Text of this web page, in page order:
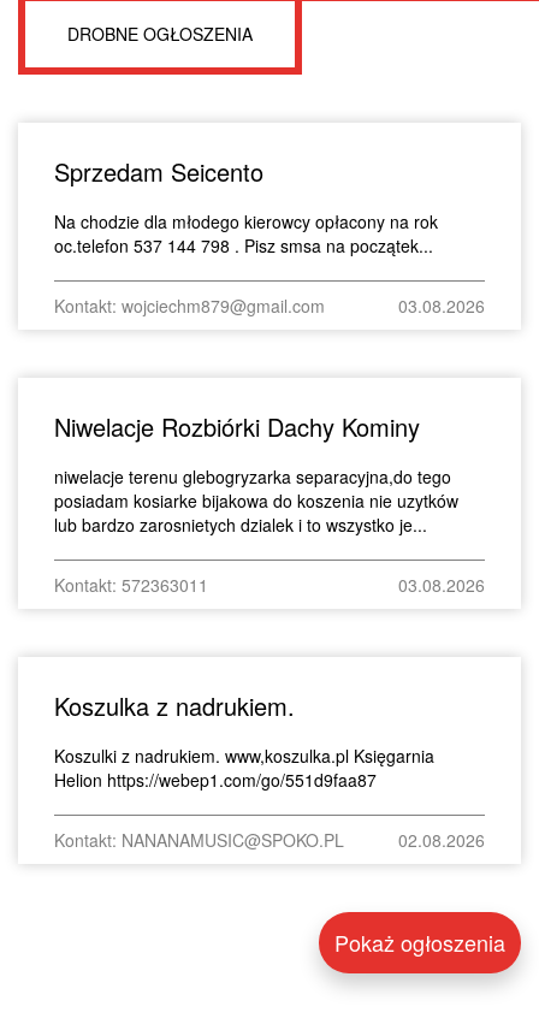
DROBNE OGŁOSZENIA
Sprzedam Seicento
Na chodzie dla młodego kierowcy opłacony na rok
oc.telefon 537 144 798 . Pisz smsa na początek...
Kontakt: wojciechm879@gmail.com 03.08.2026
Niwelacje Rozbiórki Dachy Kominy
niwelacje terenu glebogryzarka separacyjna,do tego
posiadam kosiarke bijakowa do koszenia nie uzytków
lub bardzo zarosnietych dzialek i to wszystko je...
Kontakt: 572363011 03.08.2026
Koszulka z nadrukiem.
Koszulki z nadrukiem. www,koszulka.pl Księgarnia
Helion https://webep1.com/go/551d9faa87
Kontakt: NANANAMUSIC@SPOKO.PL 02.08.2026
Pokaż ogłoszenia